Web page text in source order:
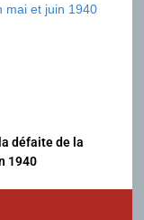
défaite de la
1940